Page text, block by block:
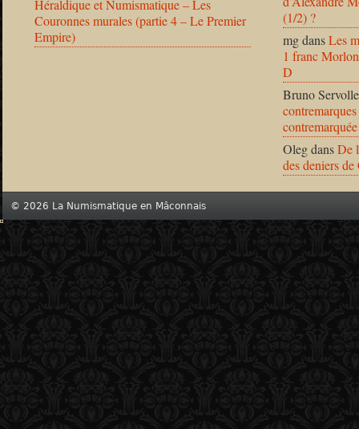
Héraldique et Numismatique – Les
Couronnes murales (partie 4 – Le Premier
Empire)
(1/2) ?
mgdansLes
1 franc
D
Bruno Servolle
OlegdansDe
des deniers
© 2026 La Numismatique en Mâconnais